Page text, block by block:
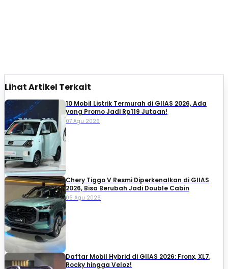
Lihat Artikel Terkait
10 Mobil Listrik Termurah di GIIAS 2026, Ada
yang Promo Jadi Rp119 Jutaan!
07 Agu 2026
Chery Tiggo V Resmi Diperkenalkan di GIIAS
2026, Bisa Berubah Jadi Double Cabin
06 Agu 2026
Daftar Mobil Hybrid di GIIAS 2026: Fronx, XL7,
Rocky hingga Veloz!